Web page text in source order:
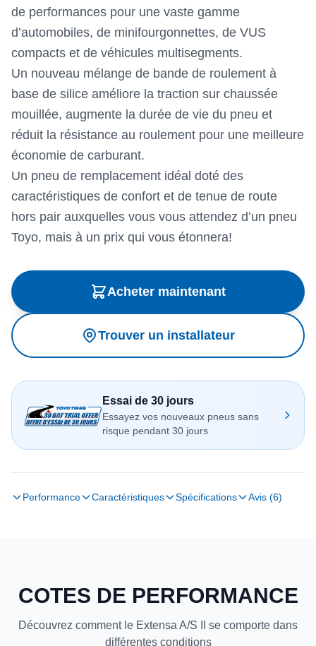
de performances pour une vaste gamme
d’automobiles, de minifourgonnettes, de VUS
compacts et de véhicules multisegments.
Un nouveau mélange de bande de roulement à
base de silice améliore la traction sur chaussée
mouillée, augmente la durée de vie du pneu et
réduit la résistance au roulement pour une meilleure
économie de carburant.
Un pneu de remplacement idéal doté des
caractéristiques de confort et de tenue de route
hors pair auxquelles vous vous attendez d’un pneu
Toyo, mais à un prix qui vous étonnera!
Acheter maintenant
Trouver un installateur
Essai de 30 jours
Essayez vos nouveaux pneus sans
risque pendant 30 jours
Performance Caractéristiques Spécifications Avis (6)
COTES DE PERFORMANCE
Découvrez comment le Extensa A/S II se comporte dans
différentes conditions